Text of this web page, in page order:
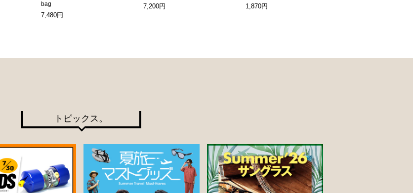
bag
7,480円
7,200円 1,870円
トピックス。